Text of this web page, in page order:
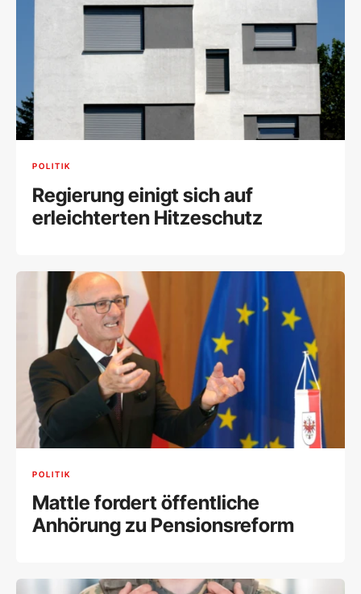
POLITIK
Regierung einigt sich auf
erleichterten Hitzeschutz
POLITIK
Mattle fordert öffentliche
Anhörung zu Pensionsreform